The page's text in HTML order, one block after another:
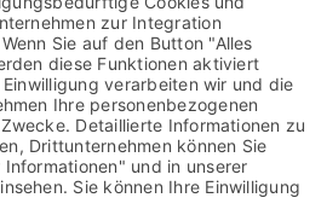
LKW bis 15.00 Uhr
Kohnsteinbrücke 8-10
03631 4035750